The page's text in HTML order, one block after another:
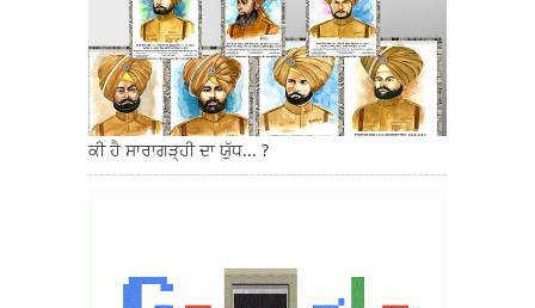
ਕੀ ਹੈ ਸਾਰਾਗੜ੍ਹੀ ਦਾ ਯੁੱਧ... ?